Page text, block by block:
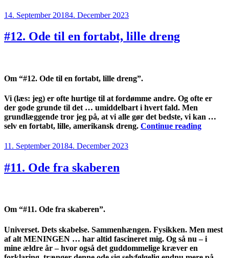
til
en
mærkelig
mand”
Posted
14. September 20184. December 2023
#12. Ode til en fortabt, lille dreng
Om “#12. Ode til en fortabt, lille dreng”.
Vi (læs: jeg) er ofte hurtige til at fordømme andre. Og ofte er
der gode grunde til det … umiddelbart i hvert fald. Men
grundlæggende tror jeg på, at vi alle gør det bedste, vi kan …
selv en fortabt, lille, amerikansk dreng. Continue reading“#12.
Posted
11. September 20184. December 2023
#11. Ode fra skaberen
Om “#11. Ode fra skaberen”.
Universet. Dets skabelse. Sammenhængen. Fysikken. Men mest
af alt MENINGEN … har altid fascineret mig. Og så nu – i
mine ældre år – hvor også det guddommelige kræver en